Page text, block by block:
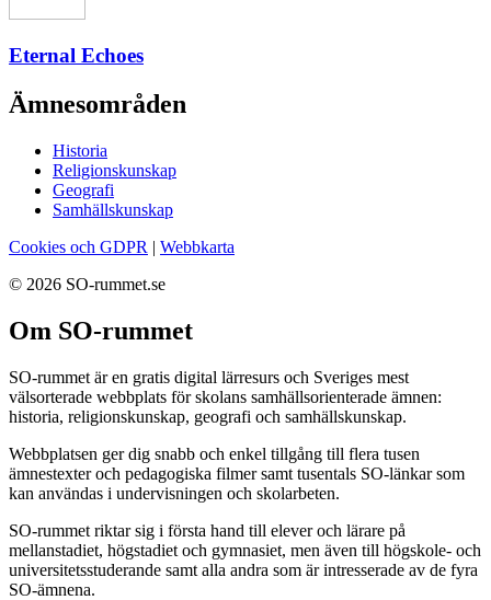
Eternal Echoes
Ämnesområden
Historia
Religionskunskap
Geografi
Samhällskunskap
Cookies och GDPR | Webbkarta
© 2026 SO-rummet.se
Om SO-rummet
SO-rummet är en gratis digital lärresurs och Sveriges mest
välsorterade webbplats för skolans samhällsorienterade ämnen:
historia, religionskunskap, geografi och samhällskunskap.
Webbplatsen ger dig snabb och enkel tillgång till flera tusen
ämnestexter och pedagogiska filmer samt tusentals SO-länkar som
kan användas i undervisningen och skolarbeten.
SO-rummet riktar sig i första hand till elever och lärare på
mellanstadiet, högstadiet och gymnasiet, men även till högskole- och
universitetsstuderande samt alla andra som är intresserade av de fyra
SO-ämnena.